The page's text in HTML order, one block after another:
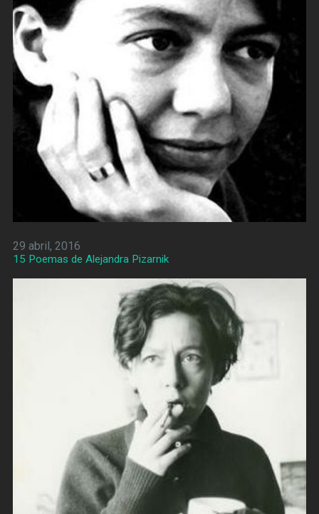
29 abril, 2016
15 Poemas de Alejandra Pizarnik